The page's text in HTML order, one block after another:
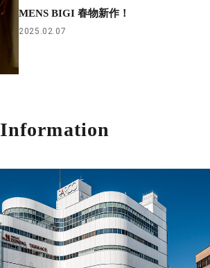
MENS BIGI 春物新作！
2025.02.07
Information